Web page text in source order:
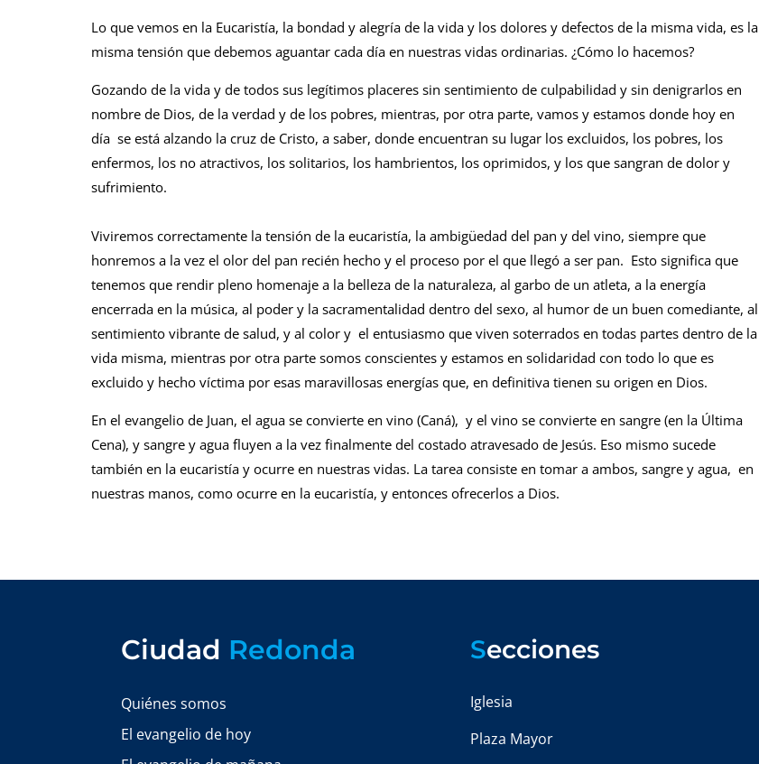
Lo que vemos en la Eucaristía, la bondad y alegría de la vida y los dolores y defectos de la misma vida, es la
misma tensión que debemos aguantar cada día en nuestras vidas ordinarias. ¿Cómo lo hacemos?
Gozando de la vida y de todos sus legítimos placeres sin sentimiento de culpabilidad y sin denigrarlos en
nombre de Dios, de la verdad y de los pobres, mientras, por otra parte, vamos y estamos donde hoy en
día se está alzando la cruz de Cristo, a saber, donde encuentran su lugar los excluidos, los pobres, los
enfermos, los no atractivos, los solitarios, los hambrientos, los oprimidos, y los que sangran de dolor y
sufrimiento.
Viviremos correctamente la tensión de la eucaristía, la ambigüedad del pan y del vino, siempre que
honremos a la vez el olor del pan recién hecho y el proceso por el que llegó a ser pan. Esto significa que
tenemos que rendir pleno homenaje a la belleza de la naturaleza, al garbo de un atleta, a la energía
encerrada en la música, al poder y la sacramentalidad dentro del sexo, al humor de un buen comediante, al
sentimiento vibrante de salud, y al color y el entusiasmo que viven soterrados en todas partes dentro de la
vida misma, mientras por otra parte somos conscientes y estamos en solidaridad con todo lo que es
excluido y hecho víctima por esas maravillosas energías que, en definitiva tienen su origen en Dios.
En el evangelio de Juan, el agua se convierte en vino (Caná), y el vino se convierte en sangre (en la Última
Cena), y sangre y agua fluyen a la vez finalmente del costado atravesado de Jesús. Eso mismo sucede
también en la eucaristía y ocurre en nuestras vidas. La tarea consiste en tomar a ambos, sangre y agua, en
nuestras manos, como ocurre en la eucaristía, y entonces ofrecerlos a Dios.
Ciudad Redonda
Quiénes somos
El evangelio de hoy
Secciones
Iglesia
Plaza Mayor